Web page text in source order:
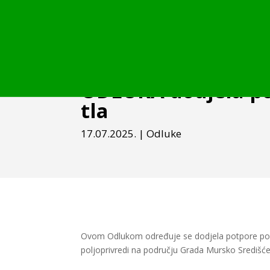
ODLUKA dodjela
tla
17.07.2025. |Odluke
Ovom Odlukom određuje se dodjela potpore
poljoprivredi na području Grada Mursko